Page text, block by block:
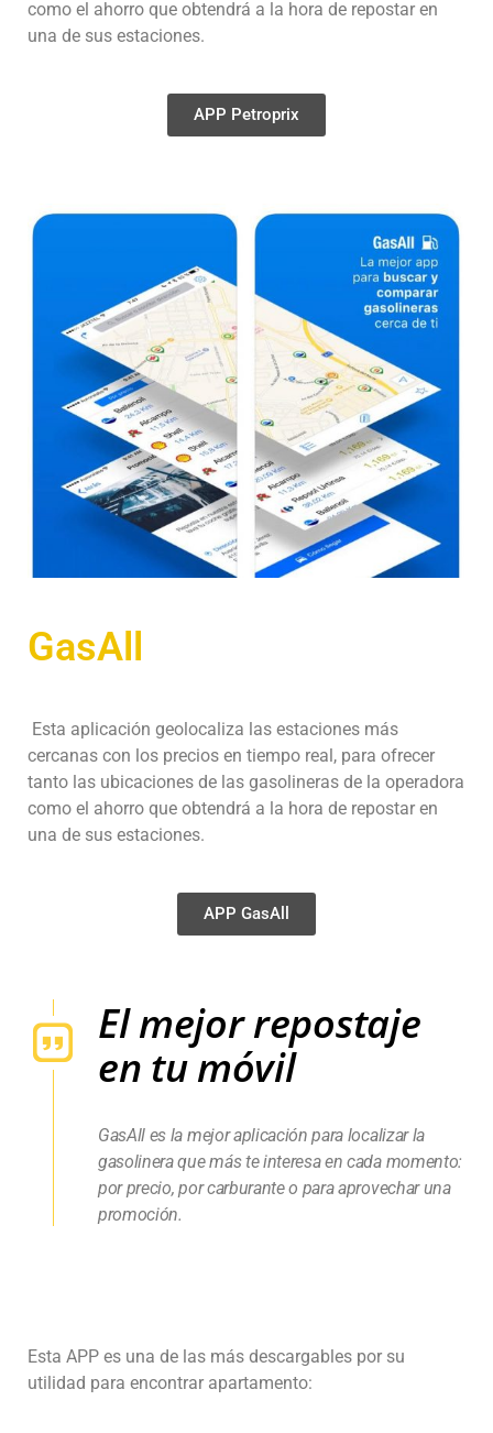
como el ahorro que obtendrá a la hora de repostar en
una de sus estaciones.
APP Petroprix
GasAll
Esta aplicación geolocaliza las estaciones más
cercanas con los precios en tiempo real, para ofrecer
tanto las ubicaciones de las gasolineras de la operadora
como el ahorro que obtendrá a la hora de repostar en
una de sus estaciones.
APP GasAll
El mejor repostaje
en tu móvil
GasAll es la mejor aplicación para localizar la
gasolinera que más te interesa en cada momento:
por precio, por carburante o para aprovechar una
promoción.
Esta APP es una de las más descargables por su
utilidad para encontrar apartamento: